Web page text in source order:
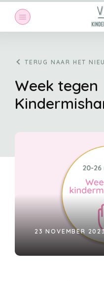
Maand:november 2023
TERUG NAAR HET
Week tegen
23 NOVEMBER